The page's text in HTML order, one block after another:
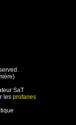
)
SaT
les profanes